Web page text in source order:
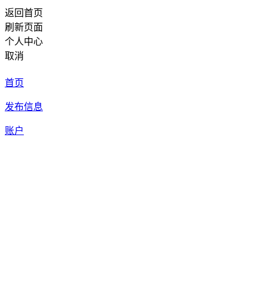
返回首页
刷新页面
个人中心
取消
首页
发布信息
账户